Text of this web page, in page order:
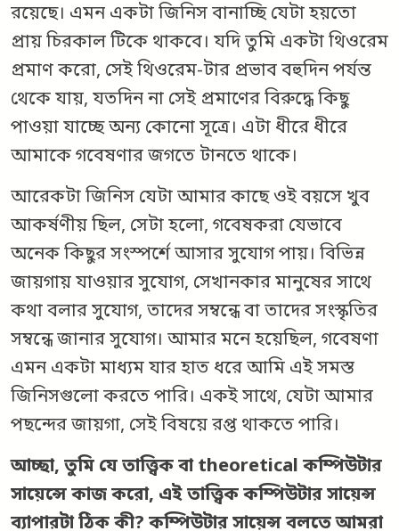
রয়েছে। এমন একটা জিনিস বানাচ্ছি যেটা হয়তো
প্রায় চিরকাল টিকে থাকবে। যদি তুমি একটা থিওরেম
প্রমাণ করো, সেই থিওরেম-টার প্রভাব বহুদিন পর্যন্ত
থেকে যায়, যতদিন না সেই প্রমাণের বিরুদ্ধে কিছু
পাওয়া যাচ্ছে অন্য কোনো সূত্রে। এটা ধীরে ধীরে
আমাকে গবেষণার জগতে টানতে থাকে।
আরেকটা জিনিস যেটা আমার কাছে ওই বয়সে খুব
আকর্ষণীয় ছিল, সেটা হলো, গবেষকরা যেভাবে
অনেক কিছুর সংস্পর্শে আসার সুযোগ পায়। বিভিন্ন
জায়গায় যাওয়ার সুযোগ, সেখানকার মানুষের সাথে
কথা বলার সুযোগ, তাদের সম্বন্ধে বা তাদের সংস্কৃতির
সম্বন্ধে জানার সুযোগ। আমার মনে হয়েছিল, গবেষণা
এমন একটা মাধ্যম যার হাত ধরে আমি এই সমস্ত
জিনিসগুলো করতে পারি। একই সাথে, যেটা আমার
পছন্দের জায়গা, সেই বিষয়ে রপ্ত থাকতে পারি।
আচ্ছা, তুমি যে তাত্ত্বিক বা theoretical কম্পিউটার
সায়েন্সে কাজ করো, এই তাত্ত্বিক কম্পিউটার সায়েন্স
ব্যাপারটা ঠিক কী? কম্পিউটার সায়েন্স বলতে আমরা